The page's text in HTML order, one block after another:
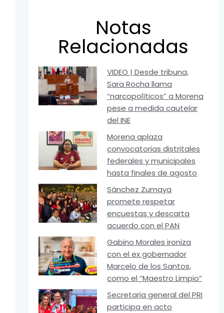
Notas
Relacionadas
VIDEO | Desde tribuna,
Sara Rocha llama
“narcopolíticos” a Morena
pese a medida cautelar
del INE
Morena aplaza
convocatorias distritales
federales y municipales
hasta finales de agosto
Sánchez Zumaya
promete respetar
encuestas y descarta
acuerdo con el PAN
Gabino Morales ironiza
con el ex gobernador
Marcelo de los Santos,
como el “Maestro Limpio”
Secretaria general del PRI
participa en acto